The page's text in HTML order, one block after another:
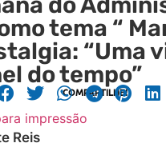
tema “
“Uma
do tempo”
COMPARTILHE!
impressão
Reis